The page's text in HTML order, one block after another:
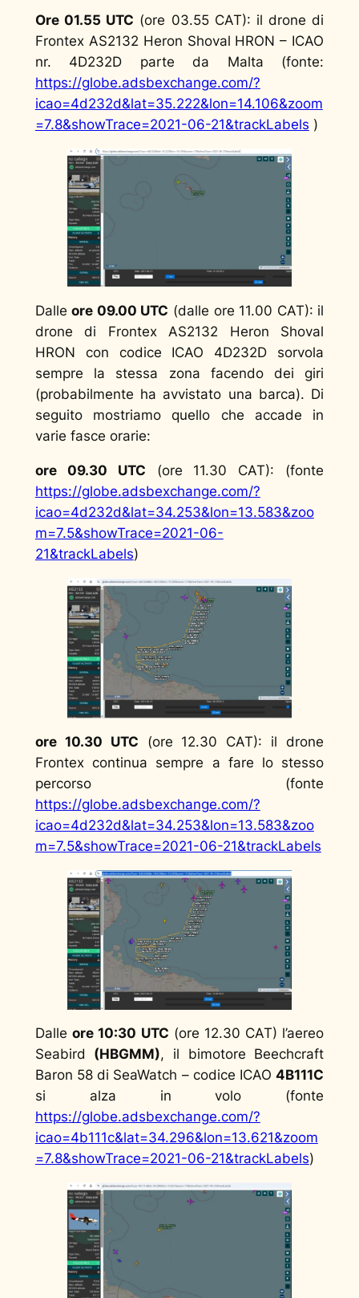
Ore 01.55 UTC (ore 03.55 CAT): il drone di
Frontex AS2132 Heron Shoval HRON – ICAO
nr. 4D232D parte da Malta (fonte:
https://globe.adsbexchange.com/?
icao=4d232d&lat=35.222&lon=14.106&zoom
=7.8&showTrace=2021-06-21&trackLabels )
Dalleore 09.00 UTC (dalle ore 11.00 CAT): il
drone di Frontex AS2132 Heron Shoval
HRON con codice ICAO 4D232D sorvola
sempre la stessa zona facendo dei giri
(probabilmente ha avvistato una barca). Di
seguito mostriamo quello che accade in
varie fasce orarie:
ore 09.30 UTC (ore 11.30 CAT): (fonte
https://globe.adsbexchange.com/?
icao=4d232d&lat=34.253&lon=13.583&zoo
m=7.5&showTrace=2021-06-
21&trackLabels)
ore 10.30 UTC (ore 12.30 CAT): il drone
Frontex continua sempre a fare lo stesso
percorso (fonte
https://globe.adsbexchange.com/?
icao=4d232d&lat=34.253&lon=13.583&zoo
m=7.5&showTrace=2021-06-21&trackLabels
Dalle ore 10:30 UTC (ore 12.30 CAT) l’aereo
Seabird (HBGMM), il bimotore Beechcraft
Baron 58 di SeaWatch – codice ICAO4B111C
si alza in volo (fonte
https://globe.adsbexchange.com/?
icao=4b111c&lat=34.296&lon=13.621&zoom
=7.8&showTrace=2021-06-21&trackLabels)